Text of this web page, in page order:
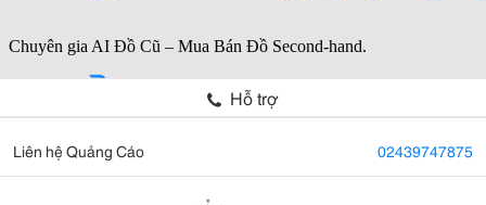
Hỗ trợ
Liên hệ Quảng Cáo 02439747875